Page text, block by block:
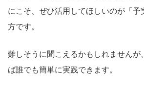
にこそ、ぜひ活用してほしいのが「予
方です。
難しそうに聞こえるかもしれませんが
ば誰でも簡単に実践できます。